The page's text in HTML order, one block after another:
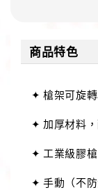
商品特色
✦ 槍架可旋
✦ 加厚材料
✦ 工業級膠
✦ 手動（不